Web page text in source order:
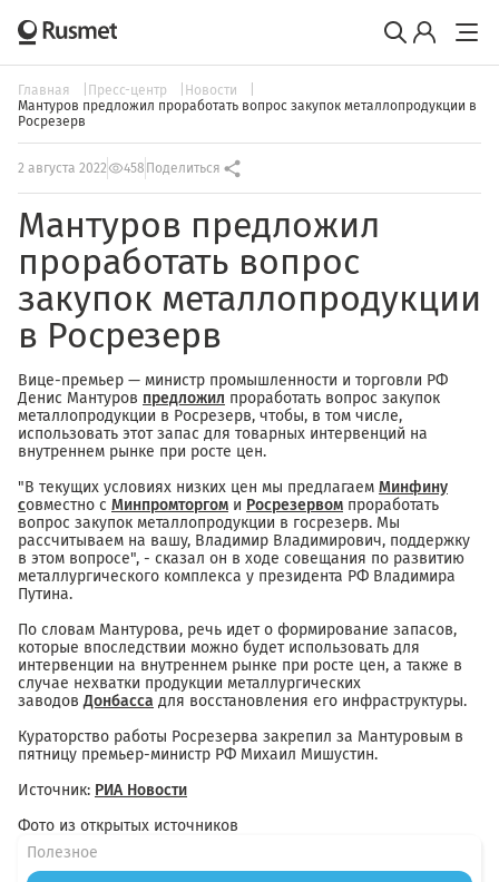
Главная Пресс-центр
Новости
Мантуров предложил проработать вопрос закупок металлопродукции в
Росрезерв
2 августа 2022 458 Поделиться
Мантуров предложил
проработать вопрос
закупок металлопродукции
в Росрезерв
Вице-премьер — министр промышленности и торговли РФ
Денис Мантуров предложил проработать вопрос закупок
металлопродукции в Росрезерв, чтобы, в том числе,
использовать этот запас для товарных интервенций на
внутреннем рынке при росте цен.
"В текущих условиях низких цен мы предлагаем Минфину
совместно с Минпромторгом и Росрезервом проработать
вопрос закупок металлопродукции в госрезерв. Мы
рассчитываем на вашу, Владимир Владимирович, поддержку
в этом вопросе", - сказал он в ходе совещания по развитию
металлургического комплекса у президента РФ Владимира
Путина.
По словам Мантурова, речь идет о формирование запасов,
которые впоследствии можно будет использовать для
интервенции на внутреннем рынке при росте цен, а также в
случае нехватки продукции металлургических
заводовДонбасса для восстановления его инфраструктуры.
Кураторство работы Росрезерва закрепил за Мантуровым в
пятницу премьер-министр РФ Михаил Мишустин.
Источник: РИА Новости
Фото из открытых источников
Полезное